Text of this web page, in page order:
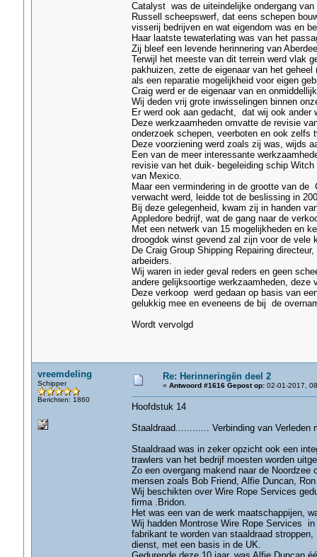
Catalyst was de uiteindelijke ondergang
Russell scheepswerf, dat eens schepen
visserij bedrijven en wat eigendom was en
Haar laatste tewaterlating was van het
Zij bleef een levende herinnering van
Terwijl het meeste van dit terrein werd vlak
pakhuizen, zette de eigenaar van het
als een reparatie mogelijkheid voor eigen
Craig werd er de eigenaar van en
Wij deden vrij grote inwisselingen binnen
Er werd ook aan gedacht, dat wij ook ander
Deze werkzaamheden omvatte de revisie
onderzoek schepen, veerboten en ook zelfs
Deze voorziening werd zoals zij was, wijds
Een van de meer interessante
revisie van het duik- begeleiding schip
van Mexico.
Maar een vermindering in de grootte van
verwacht werd, leidde tot de beslissing in
Bij deze gelegenheid, kwam zij in handen
Appledore bedrijf, wat de gang naar de
Met een netwerk van 15 mogelijkheden en
droogdok winst gevend zal zijn voor de vele
De Craig Group Shipping Repairing
arbeiders.
Wij waren in ieder geval reders en geen
andere gelijksoortige werkzaamheden, deze
Deze verkoop werd gedaan op basis van
gelukkig mee en eveneens de bij de
Wordt vervolgd
vreemdeling
Schipper
Berichten: 1860
Re: Herinneringën deel 2
« Antwoord #1616 Gepost op:02-01-2017,
Hoofdstuk 14
Staaldraad............ Verbinding van Verleden
Staaldraad was in zeker opzicht ook een
trawlers van het bedrijf moesten worden
Zo een overgang makend naar de
mensen zoals Bob Friend, Alfie Duncan,
Wij beschikten over Wire Rope Services
firma .Bridon.
Het was een van de werk maatschappijen,
Wij hadden Montrose Wire Rope Services
fabrikant te worden van staaldraad
dienst, met een basis in de UK.